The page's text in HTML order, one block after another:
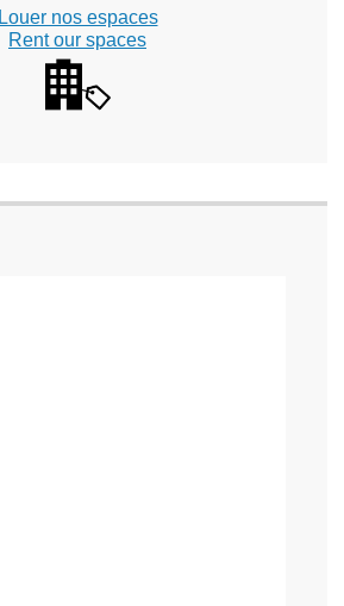
Louer nos espaces
Rent our spaces